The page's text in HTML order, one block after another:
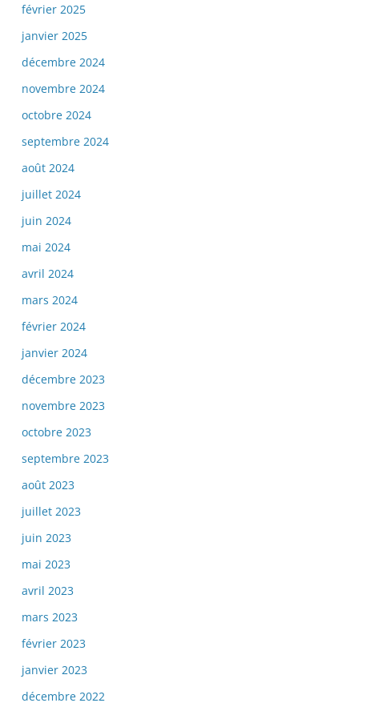
février 2025
janvier 2025
décembre 2024
novembre 2024
octobre 2024
septembre 2024
août 2024
juillet 2024
juin 2024
mai 2024
avril 2024
mars 2024
février 2024
janvier 2024
décembre 2023
novembre 2023
octobre 2023
septembre 2023
août 2023
juillet 2023
juin 2023
mai 2023
avril 2023
mars 2023
février 2023
janvier 2023
décembre 2022